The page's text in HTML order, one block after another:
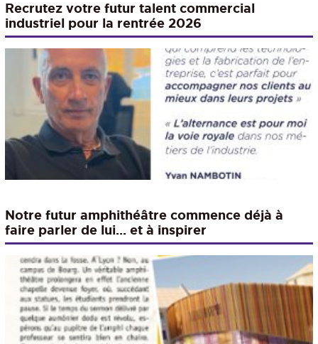
Recrutez votre futur talent commercial
industriel pour la rentrée 2026
Notre futur amphithéâtre commence déjà à
faire parler de lui… et à inspirer